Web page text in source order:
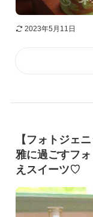
2023年5月11日
【フォトジェ
雅に過ごすフ
えスイーツ♡